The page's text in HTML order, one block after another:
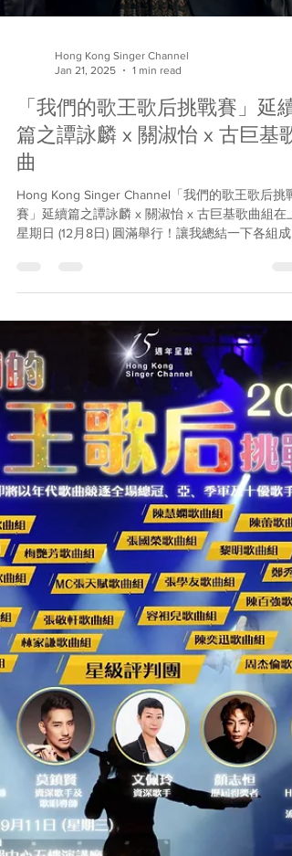
Jan 21, 2025
1 min read
「我們的歌王歌后挑戰賽」延續
Hong Kong Singer Channel「我們的歌王歌后挑戰
賽」延續篇之譚詠麟 x 關淑怡 x 古巨基歌曲組在上
星期日 (12月8日) 圓滿舉行！讓我總結一下各組成
績，恭喜所有得獎的朋友。下個延續篇即將啟動，
大家密切留意！ 關淑怡歌曲組 冠軍：梁碧君 一切
願意...